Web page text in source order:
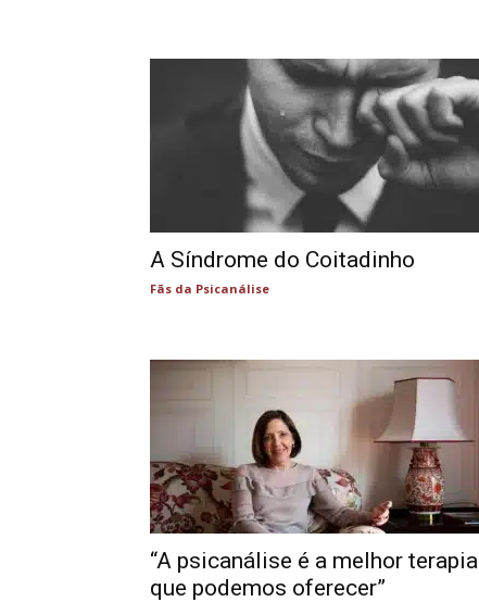
A Síndrome do Coitadinho
Fãs da Psicanálise
“A psicanálise é a melhor terapia
que podemos oferecer”